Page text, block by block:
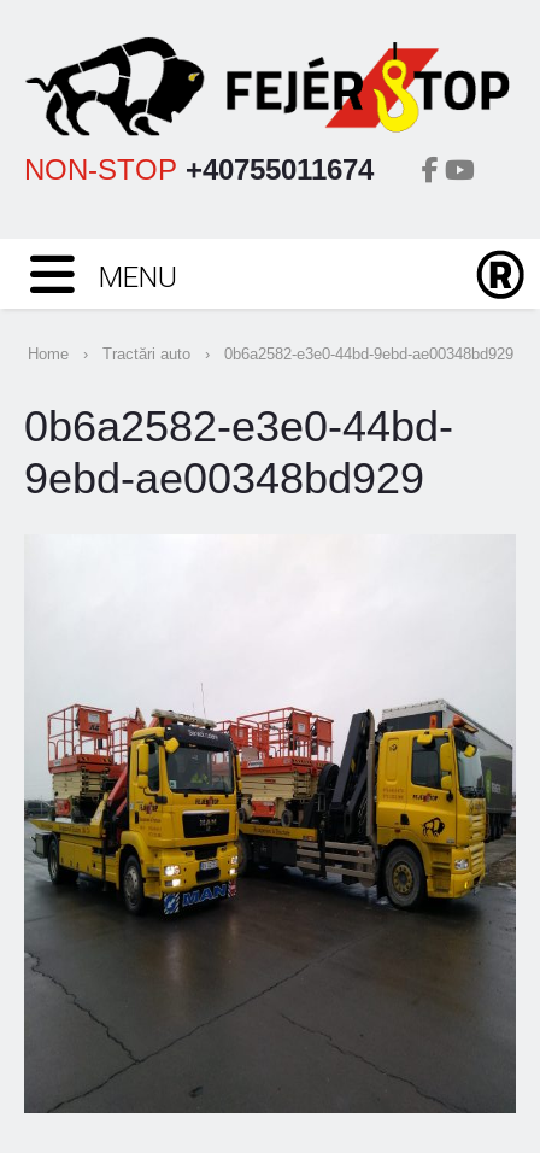
NON-STOP +40755011674
MENU
Home› Tractări auto› 0b6a2582-e3e0-44bd-9ebd-ae00348bd929
0b6a2582-e3e0-44bd-
9ebd-ae00348bd929